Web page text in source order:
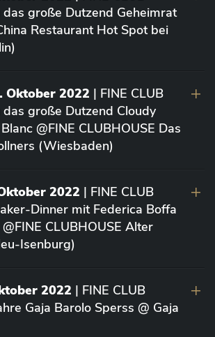
das große Dutzend Geheimrat
Restaurant Hot Spot bei
Oktober 2022 | FINE CLUB
das große Dutzend Cloudy
@FINE CLUBHOUSE Das
(Wiesbaden)
2022 | FINE CLUB
Dinner mit Federica Boffa
CLUBHOUSE Alter
Isenburg)
2022 | FINE CLUB
Gaja Barolo Sperss @ Gaja